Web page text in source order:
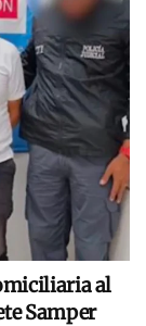
al
Samper